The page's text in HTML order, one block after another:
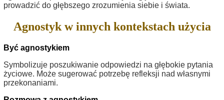
prowadzić do głębszego zrozumienia siebie i świata.
Agnostyk w innych kontekstach użycia
Być agnostykiem
Symbolizuje poszukiwanie odpowiedzi na głębokie pytania
życiowe. Może sugerować potrzebę refleksji nad własnymi
przekonaniami.